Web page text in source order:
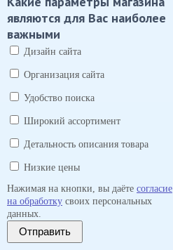
являются для Вас наиболее
важными
Дизайн сайта
Организация сайта
Удобство поиска
Широкий ассортимент
Детальность описания товара
Низкие цены
Нажимая на кнопки, вы даёте согласие
на обработку своих персональных
данных.
Отправить